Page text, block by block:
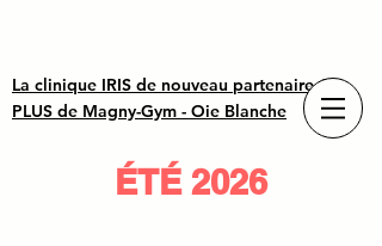
La clinique IRIS de nouveau partenaire OR
PLUS de Magny-Gym - Oie Blanche
ÉTÉ 2026